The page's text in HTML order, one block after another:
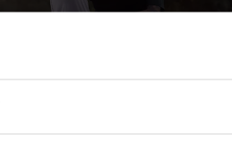
da han og vennerne skal til at